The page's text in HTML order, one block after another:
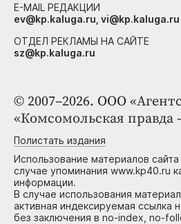
© 2007–2026. ООО
«Комсомольская правда
Полистать издания
Использование материалов
случае упоминания www.kp40.ru
информации.
В случае использования
активная индексируемая ссылка
без заключения в no-index, no-
E-MAIL РЕДАКЦИИ
ev@kp.kaluga.ru, vi@kp.kaluga.ru
ОТДЕЛ РЕКЛАМЫ НА САЙТЕ
sz@kp.kaluga.ru